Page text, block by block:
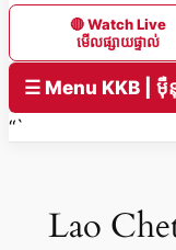
🔴 Watch Live
មើលផ្សាយផ្ទាល់
☰ Menu KKB | ម៉ឺ
“`
Lao